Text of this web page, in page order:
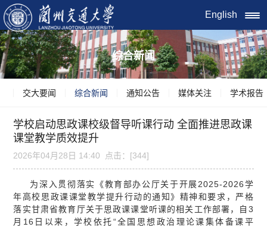
English
综合新闻
交大要闻 综合新闻 通知公告 媒体关注 学术报告
学校启动思政课校级督导听课行动 全面推进思政课
课堂教学质效提升
2026年04月28日 14:40 点击：[344]
为深入贯彻落实《教育部办公厅关于开展2025-2026学
年高校思政课课堂教学提升行动的通知》精神和要求，严格
落实甘肃省教育厅关于思政课课堂听课的相关工作部署，自3
月16日以来，学校依托“全国思想政治理论课集体备课平